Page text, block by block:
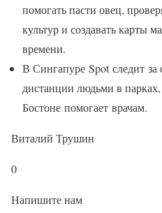
помогать пасти овец,
культур и создавать карты
времени.
В Сингапуре Spot следит за
дистанции людьми в парках,
Бостоне помогает врачам.
Виталий Трушин
0
Напишите нам